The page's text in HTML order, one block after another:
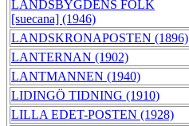
LANDSBYGDENS FOLK
[suecana] (1946)
LANDSKRONAPOSTEN (1896)
LANTERNAN (1902)
LANTMANNEN (1940)
LIDINGÖ TIDNING (1910)
LILLA EDET-POSTEN (1928)